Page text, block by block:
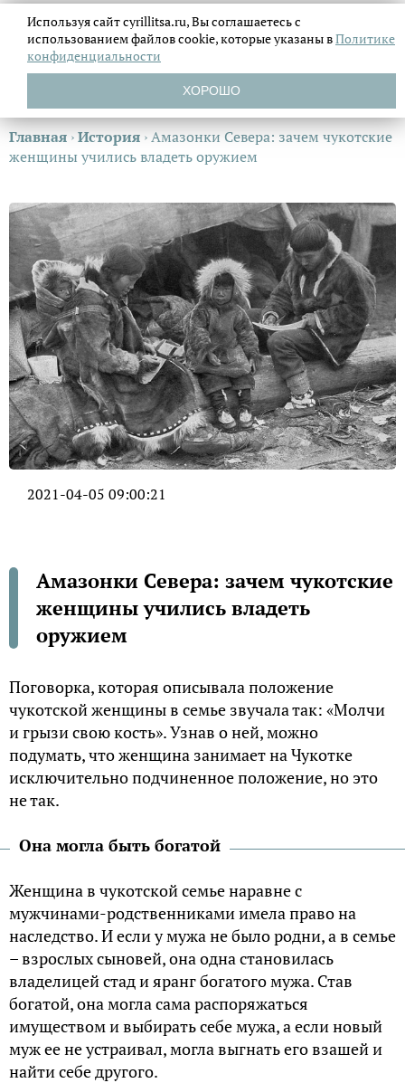
Главная ›История ›Амазонки Севера: зачем чукотские
женщины учились владеть оружием
2021-04-05 09:00:21
Амазонки Севера: зачем чукотские
женщины учились владеть
оружием
Поговорка, которая описывала положение
чукотской женщины в семье звучала так: «Молчи
и грызи свою кость». Узнав о ней, можно
подумать, что женщина занимает на Чукотке
исключительно подчиненное положение, но это
не так.
Она могла быть богатой
Женщина в чукотской семье наравне с
мужчинами-родственниками имела право на
наследство. И если у мужа не было родни, а в семье
– взрослых сыновей, она одна становилась
владелицей стад и яранг богатого мужа. Став
богатой, она могла сама распоряжаться
имуществом и выбирать себе мужа, а если новый
муж ее не устраивал, могла выгнать его взашей и
найти себе другого.
Используя сайт cyrillitsa.ru, Вы соглашаетесь с
использованием файловcookie, которые указаны вПолитике
конфиденциальности
ХОРОШО